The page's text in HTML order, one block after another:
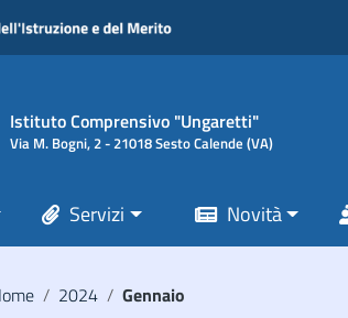
Istituto Comprensivo "Ungaretti"
Via M. Bogni, 2 - 21018 Sesto Calende (VA)
Servizi Novità
/ 2024 / Gennaio